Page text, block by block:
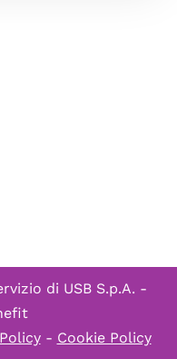
di USB S.p.A. -
- Cookie Policy